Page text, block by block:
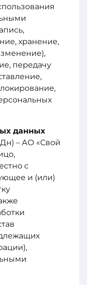
хранение,
передачу
данных
– АО «Свой
с
и (или)